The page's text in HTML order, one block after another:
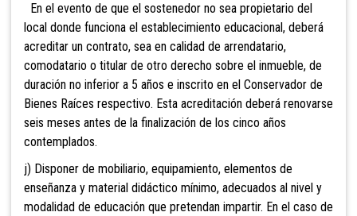
En el evento de que el sostenedor no sea propietario del
local donde funciona el establecimiento educacional, deberá
acreditar un contrato, sea en calidad de arrendatario,
comodatario o titular de otro derecho sobre el inmueble, de
duración no inferior a 5 años e inscrito en el Conservador de
Bienes Raíces respectivo. Esta acreditación deberá renovarse
seis meses antes de la finalización de los cinco años
contemplados.
j) Disponer de mobiliario, equipamiento, elementos de
enseñanza y material didáctico mínimo, adecuados al nivel y
modalidad de educación que pretendan impartir. En el caso de